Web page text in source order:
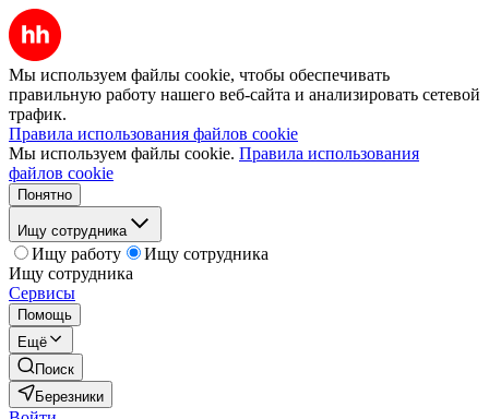
Мы используем файлы cookie, чтобы обеспечивать
правильную работу нашего веб-сайта и анализировать сетевой
трафик.
Правила использования файлов cookie
Мы используем файлы cookie. Правила использования
файлов cookie
Понятно
Ищу сотрудника
Ищу работу
Ищу сотрудника
Ищу сотрудника
Сервисы
Помощь
Ещё
Поиск
Березники